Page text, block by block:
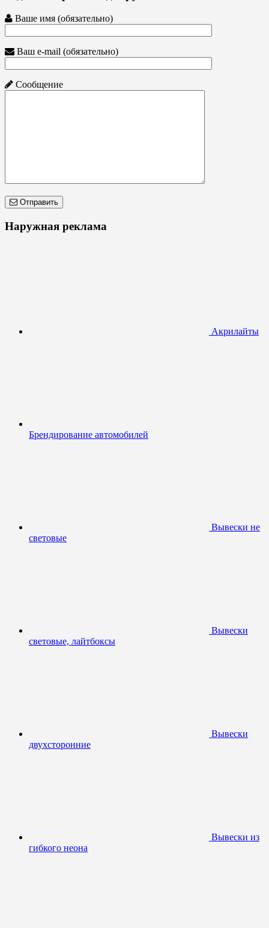
Ваше имя (обязательно)
Ваш e-mail (обязательно)
Сообщение
Отправить
Наружная реклама
Акрилайты
Брендирование автомобилей
Вывески не
световые
Вывески
световые, лайтбоксы
Вывески
двухсторонние
Вывески из
гибкого неона